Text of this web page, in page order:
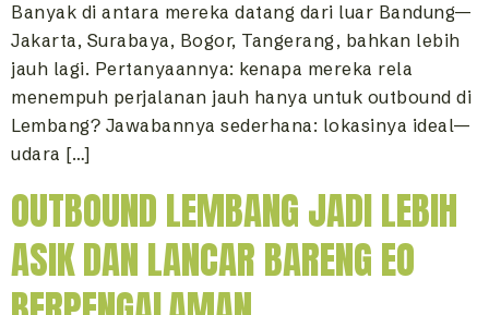
Banyak di antara mereka datang dari luar Bandung—
Jakarta, Surabaya, Bogor, Tangerang, bahkan lebih
jauh lagi. Pertanyaannya: kenapa mereka rela
menempuh perjalanan jauh hanya untuk outbound di
Lembang? Jawabannya sederhana: lokasinya ideal—
udara […]
OUTBOUND LEMBANG JADI LEBIH
ASIK DAN LANCAR BARENG EO